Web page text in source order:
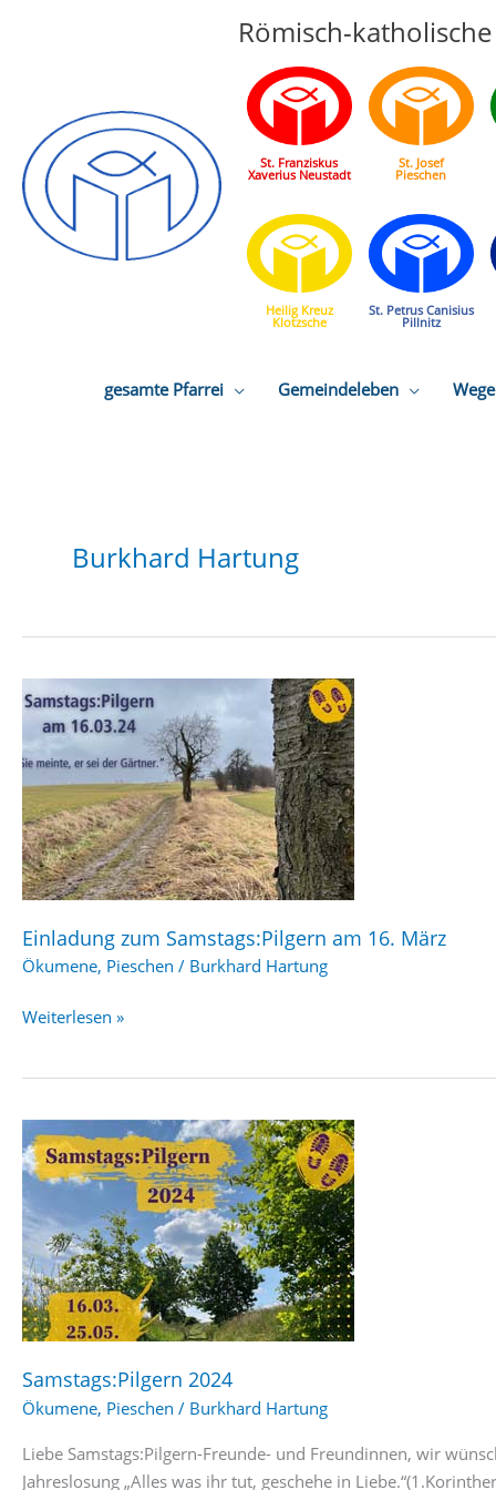
Römisch-
St. Franziskus
Xaverius Neustadt
St. Josef
Pieschen
Heilig Kreuz
Klotzsche
St. Petrus Canisius
Pillnitz
gesamte Pfarrei Gemeindeleben
Burkhard Hartung
Einladung zum Samstags:Pilgern am 16. März
Ökumene, Pieschen / Burkhard Hartung
Einladung
16.
März
Weiterlesen »
Samstags:Pilgern 2024
Ökumene, Pieschen / Burkhard Hartung
Liebe Samstags:Pilgern-Freunde- und Freundinnen, wir
Jahreslosung „Alles was ihr tut, geschehe in